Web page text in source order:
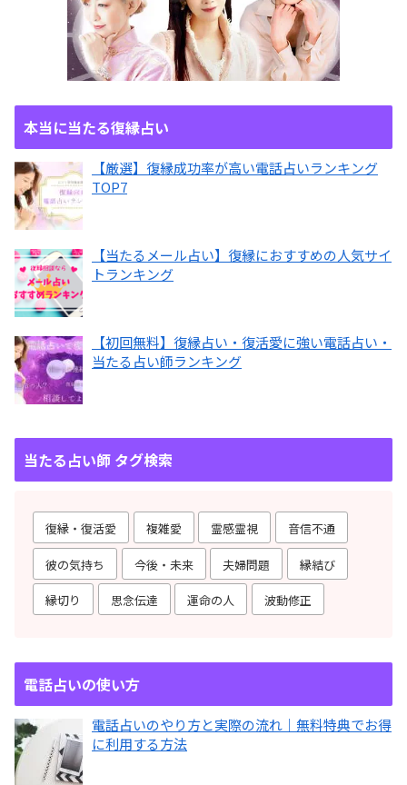
本当に当たる復縁占い
【厳選】復縁成功率が高い電話占いランキング
TOP7
【当たるメール占い】復縁におすすめの人気サイ
トランキング
【初回無料】復縁占い・復活愛に強い電話占い・
当たる占い師ランキング
当たる占い師 タグ検索
復縁・復活愛 複雑愛 霊感霊視 音信不通
彼の気持ち 今後・未来 夫婦問題 縁結び
縁切り 思念伝達 運命の人 波動修正
電話占いの使い方
電話占いのやり方と実際の流れ｜無料特典でお得
に利用する方法